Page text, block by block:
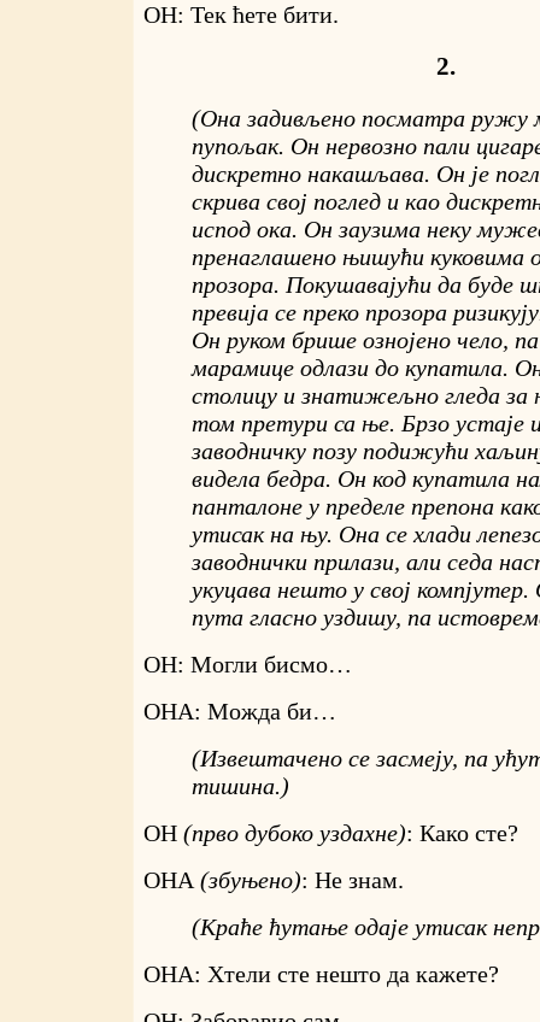
ОН: Тек ћете бити.
2.
(Она задивљено посматра ружу
пупољак. Он нервозно пали
дискретно накашљава. Он је
скрива свој поглед и као
испод ока. Он заузима неку
пренаглашено њишући куковима
прозора. Покушавајући да буде
превија се преко прозора
Он руком брише ознојено чело,
марамице одлази до купатила.
столицу и знатижељно гледа за
том претури са ње. Брзо устаје
заводничку позу подижући
видела бедра. Он код купатила
панталоне у пределе препона
утисак на њу. Она се хлади
заводнички прилази, али седа
укуцава нешто у свој компјутер.
пута гласно уздишу, па
ОН: Могли бисмо…
ОНА: Можда би…
(Извештачено се засмеју, па
тишина.)
ОН (прво дубоко уздахне): Како сте?
ОНА (збуњено): Не знам.
(Краће ћутање одаје утисак
ОНА: Хтели сте нешто да кажете?